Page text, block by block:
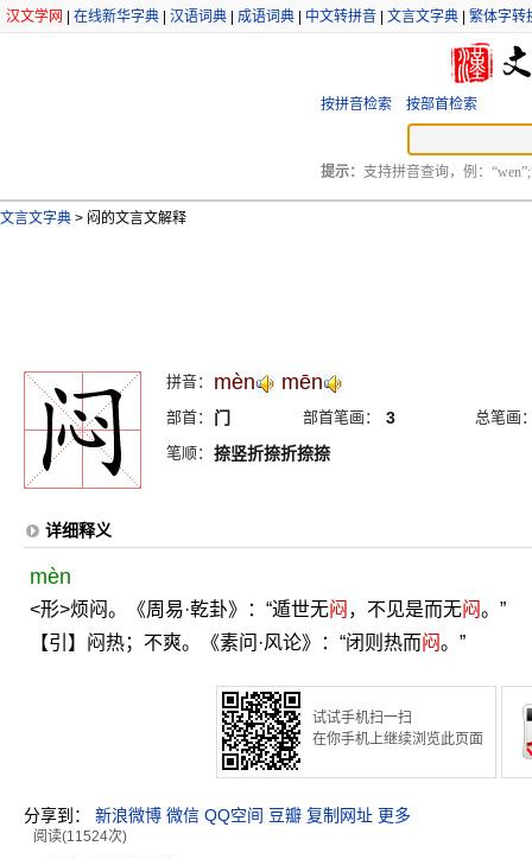
汉文学网 在线新华字典 汉语词典 成语词典 中文转拼音 文言文字典 繁体字转
按拼音检索 按部首检索
提示： 支持拼音查询，例：
文言文字典 > 闷的文言文解释
拼音： mèn mēn
部首： 门 部首笔画： 3
总笔画
笔顺： 捺竖折捺折捺捺
详细释义
mèn
<形>烦闷。《周易·乾卦》：“遁世无闷 ，不见是而无闷。”
【引】闷热；不爽。《素问·风论》：“闭则热而闷。”
试试手机扫一扫
在你手机上继续浏览此页面
分享到： 新浪微博 微信 QQ空间 豆瓣 复制网址 更多
阅读(11524次)